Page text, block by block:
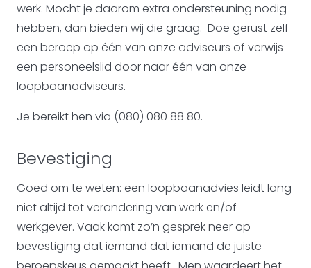
werk. Mocht je daarom extra ondersteuning nodig
hebben, dan bieden wij die graag. Doe gerust zelf
een beroep op één van onze adviseurs of verwijs
een personeelslid door naar één van onze
loopbaanadviseurs.
Je bereikt hen via (080) 080 88 80.
Bevestiging
Goed om te weten: een loopbaanadvies leidt lang
niet altijd tot verandering van werk en/of
werkgever. Vaak komt zo’n gesprek neer op
bevestiging dat iemand dat iemand de juiste